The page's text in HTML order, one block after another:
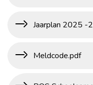
Jaarplan 2025 -
Meldcode.pdf